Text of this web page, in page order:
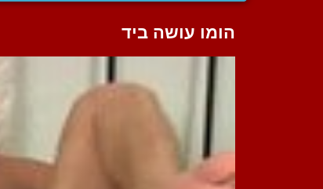
הומו עושה ביד